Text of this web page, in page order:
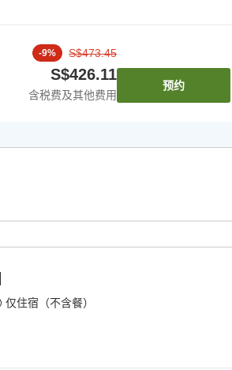
-9% S$473.45
S$426.11
含税费及其他费用
预约
仅住宿（不含餐）